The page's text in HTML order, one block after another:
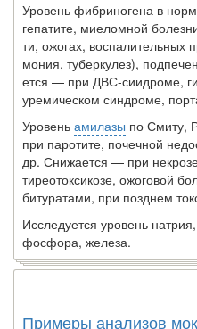
Уровень фибриногена в
гепатите, миеломной
ти, ожогах, воспалительных
мония, туберкулез),
ется — при ДВС-сиидроме,
уремичес­ком синдроме,
Уровень амилазы по Смиту,
при паротите, почечной
др. Снижается — при
тиреотоксикозе, ожоговой
битуратами, при позднем
Исследуется уровень
фосфора, железа.
Примеры анализов